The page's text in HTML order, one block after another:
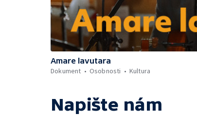
Amare lavutara
Dokument
Osobnosti Kultura
Napište nám